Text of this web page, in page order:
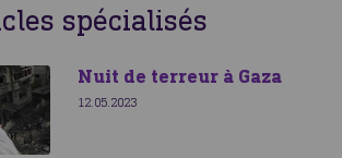
spécialisés
Nuit de terreur à Gaza
12.05.2023